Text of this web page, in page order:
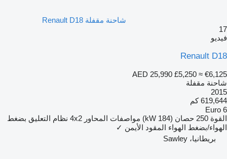
شاحنة مقفلة Renault D18
17
فيديو
Renault D18
AED 25,990 £5,250 ≈ €6,125
شاحنة مقفلة
2015
619,644 كم
Euro 6
القوة 250 حصان (184 kW) مواصفات المحاور 4x2 نظام التعليق بضغط
الهواء/بضغط الهواء المقود الأيمن ✓
بريطانيا، Sawley